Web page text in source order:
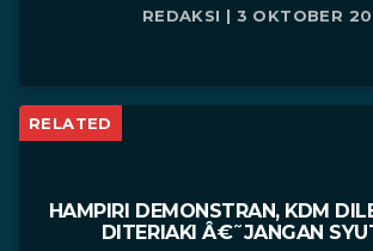
REDAKSI | 3 OKTOBER
RELATED
HAMPIRI DEMONSTRAN, KDM
DITERIAKI Â€˜JANGAN